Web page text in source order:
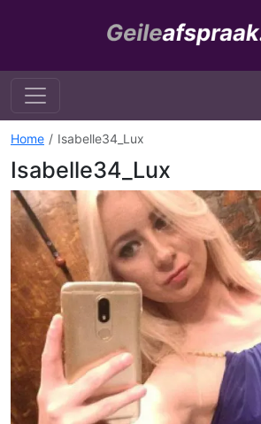
Home Isabelle34_Lux
Isabelle34_Lux